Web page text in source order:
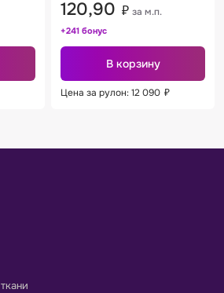
120,90 ₽ за м.п.
+241 бонус
В корзину
Цена за рулон: 12 090 ₽